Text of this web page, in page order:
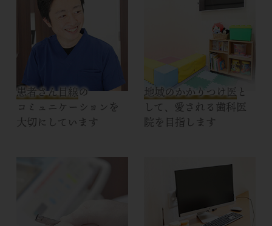
患者さん目線の
コミュニケーションを
大切にしています
地域のかかりつけ医 と
して、愛される歯科医
院を目指します